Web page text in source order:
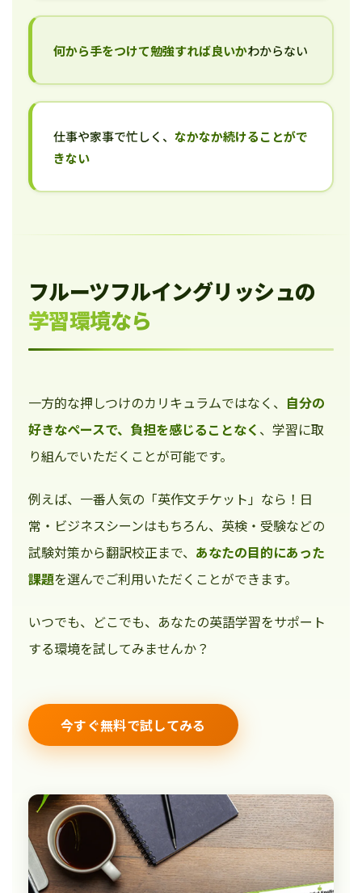
何から手をつけて勉強すれば良いかわからない
仕事や家事で忙しく、 なかなか続けることがで
きない
フルーツフルイングリッシュの
学習環境なら
一方的な押しつけのカリキュラムではなく、 自分の
好きなペースで、負担を感じることなく 、学習に取
り組んでいただくことが可能です。
例えば、一番人気の「英作文チケット」なら！日
常・ビジネスシーンはもちろん、英検・受験などの
試験対策から翻訳校正まで、 あなたの目的にあった
課題を選んでご利用いただくことができます。
いつでも、どこでも、あなたの英語学習をサポート
する環境を試してみませんか？
今すぐ無料で試してみる